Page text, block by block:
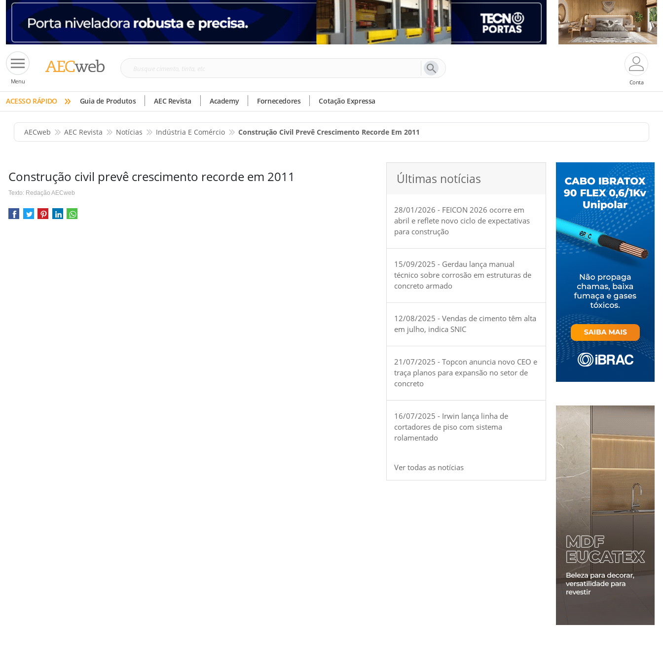
Menu
Busque
tinta,
etc
Conta
ACESSO RÁPIDO » Guia de Produtos AEC Revista Academy Fornecedores Cotação Expressa
AECweb AEC Revista Notícias Indústria E Comércio Construção Civil Prevê Crescimento Recorde Em 2011
Construção civil prevê crescimento recorde em 2011
Texto: Redação AECweb
Últimas notícias
28/01/2026 - FEICON 2026 ocorre em
abril e reflete novo ciclo de expectativas
para construção
15/09/2025 - Gerdau lança manual
técnico sobre corrosão em estruturas de
concreto armado
12/08/2025 - Vendas de cimento têm alta
em julho, indica SNIC
21/07/2025 - Topcon anuncia novo CEO e
traça planos para expansão no setor de
concreto
16/07/2025 - Irwin lança linha de
cortadores de piso com sistema
rolamentado
Ver todas as notícias